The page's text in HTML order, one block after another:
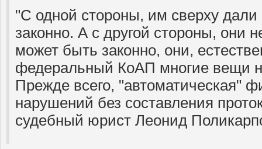
"С одной стороны, им сверху дали
законно. А с другой стороны, они
может быть законно, они,
федеральный КоАП многие вещи
Прежде всего, "автоматическая"
нарушений без составления
судебный юрист Леонид